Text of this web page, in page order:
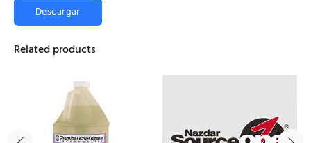
Descargar
Related products